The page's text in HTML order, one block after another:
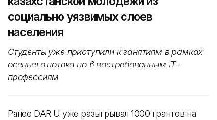
социально уязвимых слоев
населения
Студенты уже приступили к занятиям в рамках
осеннего потока по 6 востребованным IT-
профессиям
Ранее DAR U уже разыгрывал 1000 грантов на